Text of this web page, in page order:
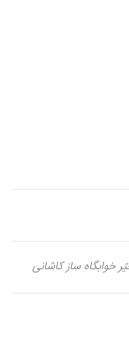
خوابگاه ساز کاشانی